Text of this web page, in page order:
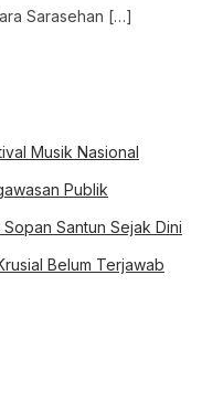
Sarasehan […]
Musik Nasional
Publik
Santun Sejak Dini
Belum Terjawab